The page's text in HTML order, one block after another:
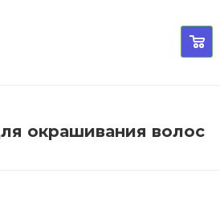
окрашивания волос